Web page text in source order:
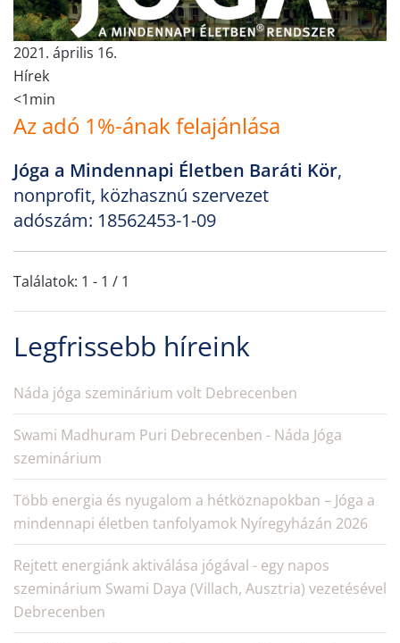
2021. április 16.
Hírek
<1min
Az adó 1%-ának felajánlása
Jóga a Mindennapi Életben Baráti Kör,
nonprofit, közhasznú szervezet
adószám: 18562453-1-09
Találatok: 1 - 1 / 1
Legfrissebb híreink
Náda jóga szeminárium volt Debrecenben
Swami Madhuram Puri Debrecenben - Náda Jóga
szeminárium
Több energia és nyugalom a hétköznapokban – Jóga a
mindennapi életben tanfolyamok Nyíregyházán 2026
Rejtett energiánk aktiválása jógával - egy napos
szeminárium Swami Daya (Villach, Ausztria) vezetésével
Debrecenben